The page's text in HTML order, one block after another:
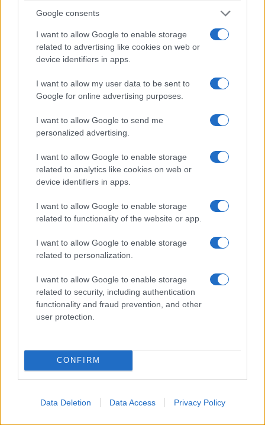
Google consents
I want to allow Google to enable storage
related to advertising like cookies on web or
device identifiers in apps.
I want to allow my user data to be sent to
Google for online advertising purposes.
I want to allow Google to send me
personalized advertising.
I want to allow Google to enable storage
related to analytics like cookies on web or
device identifiers in apps.
I want to allow Google to enable storage
related to functionality of the website or app.
I want to allow Google to enable storage
related to personalization.
I want to allow Google to enable storage
related to security, including authentication
functionality and fraud prevention, and other
user protection.
CONFIRM
Data Deletion Data Access Privacy Policy
σήμα κατατεθέν του κόλπου της Καλλονής
Σχέδιο κρατικής αρωγής για τους πληγέντες από
τις φωτιές: Άμεσες αποζημιώσεις και
φοροελαφρύνσεις
5/08/2026 - 7:49μμ
ΕΛΛΑΔΑ